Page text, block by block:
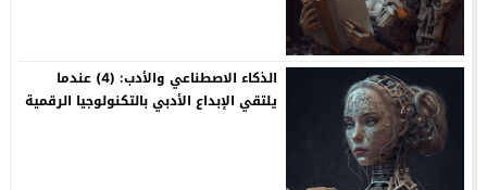
الذكاء الاصطناعي والأدب: (4) عندما
يلتقي الإبداع الأدبي بالتكنولوجيا الرقمية